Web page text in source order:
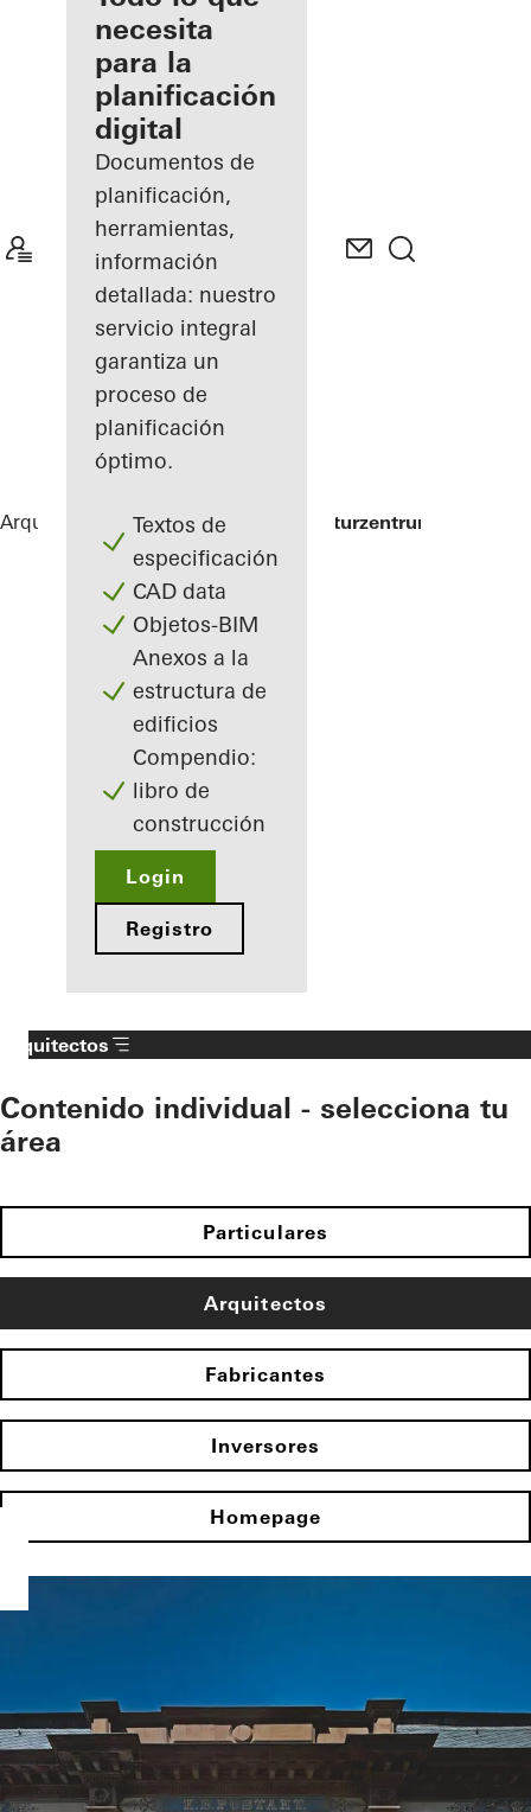
registrado
Descubre
mi área
de
trabajo
necesita
para la
planificación
digital
Documentos de
planificación,
herramientas,
información
detallada: nuestro
servicio integral
garantiza un
proceso de
planificación
óptimo.
Textos de
especificación
CAD data
Objetos-BIM
Anexos a la
estructura de
edificios
Compendio:
libro de
construcción
Login
Registro
Arquitectos ReferenciasAlte Post Kulturzentrum
Arquitectos
Contenido individual - selecciona tu
área
Particulares
Arquitectos
Fabricantes
Inversores
Homepage